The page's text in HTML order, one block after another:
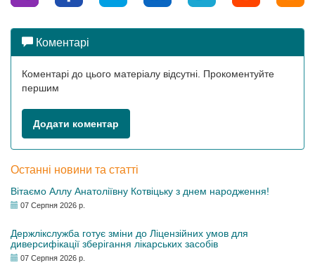
Коментарі
Коментарі до цього матеріалу відсутні. Прокоментуйте
першим
Додати коментар
Останні новини та статті
Вітаємо Аллу Анатоліївну Котвіцьку з днем народження!
07 Серпня 2026 р.
Держлікслужба готує зміни до Ліцензійних умов для
диверсифікації зберігання лікарських засобів
07 Серпня 2026 р.